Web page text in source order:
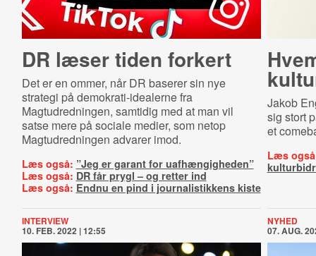
DR læser tiden forkert
Det er en ommer, når DR baserer sin nye
strategi på demokrati-idealerne fra
Magtudredningen, samtidig med at man vil
satse mere på sociale medier, som netop
Magtudredningen advarer imod.
Læs også: ”Jeg er garant for uafhængigheden”
Læs også: DR får prygl – og retter ind
Læs også: Endnu en pind i journalistikkens kiste
Jakob
sig stort
et
Læs
INTERVIEW
10. FEB. 2022 | 12:55
NYHED
07. AUG.